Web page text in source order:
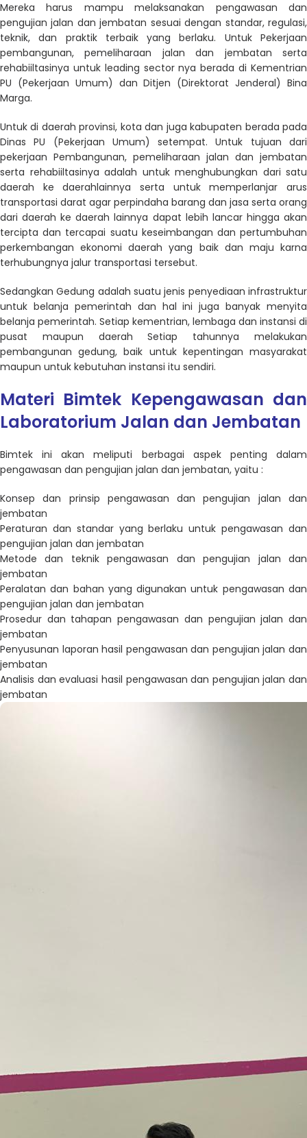
Mereka harus mampu melaksanakan pengawasan dan
pengujian jalan dan jembatan sesuai dengan standar, regulasi,
teknik, dan praktik terbaik yang berlaku. Untuk Pekerjaan
pembangunan, pemeliharaan jalan dan jembatan serta
rehabiiltasinya untuk leading sector nya berada di Kementrian
PU (Pekerjaan Umum) dan Ditjen (Direktorat Jenderal) Bina
Marga.
Untuk di daerah provinsi, kota dan juga kabupaten berada pada
Dinas PU (Pekerjaan Umum) setempat. Untuk tujuan dari
pekerjaan Pembangunan, pemeliharaan jalan dan jembatan
serta rehabiiltasinya adalah untuk menghubungkan dari satu
daerah ke daerahlainnya serta untuk memperlanjar arus
transportasi darat agar perpindaha barang dan jasa serta orang
dari daerah ke daerah lainnya dapat lebih lancar hingga akan
tercipta dan tercapai suatu keseimbangan dan pertumbuhan
perkembangan ekonomi daerah yang baik dan maju karna
terhubungnya jalur transportasi tersebut.
Sedangkan Gedung adalah suatu jenis penyediaan infrastruktur
untuk belanja pemerintah dan hal ini juga banyak menyita
belanja pemerintah. Setiap kementrian, lembaga dan instansi di
pusat maupun daerah Setiap tahunnya melakukan
pembangunan gedung, baik untuk kepentingan masyarakat
maupun untuk kebutuhan instansi itu sendiri.
Materi Bimtek Kepengawasan dan
Laboratorium Jalan dan Jembatan
Bimtek ini akan meliputi berbagai aspek penting dalam
pengawasan dan pengujian jalan dan jembatan, yaitu :
Konsep dan prinsip pengawasan dan pengujian jalan dan
jembatan
Peraturan dan standar yang berlaku untuk pengawasan dan
pengujian jalan dan jembatan
Metode dan teknik pengawasan dan pengujian jalan dan
jembatan
Peralatan dan bahan yang digunakan untuk pengawasan dan
pengujian jalan dan jembatan
Prosedur dan tahapan pengawasan dan pengujian jalan dan
jembatan
Penyusunan laporan hasil pengawasan dan pengujianjalan dan
jembatan
Analisis dan evaluasi hasil pengawasan dan pengujianjalan dan
jembatan